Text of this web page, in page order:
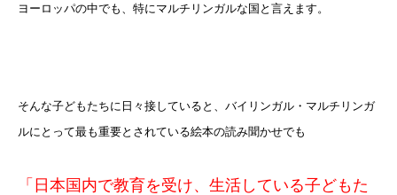
ヨーロッパの中でも、特にマルチリンガルな国と言えます。
そんな子どもたちに日々接していると、バイリンガル・マルチリンガ
ルにとって最も重要とされている絵本の読み聞かせでも
「日本国内で教育を受け、生活している子どもた